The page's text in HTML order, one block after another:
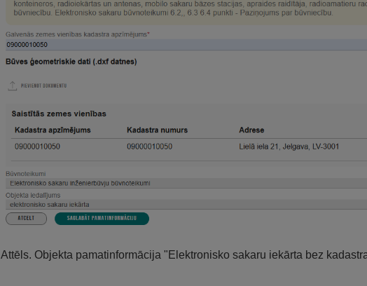
Attēls. Objekta pamatinformācija "Elektronisko sakaru iekārta bez